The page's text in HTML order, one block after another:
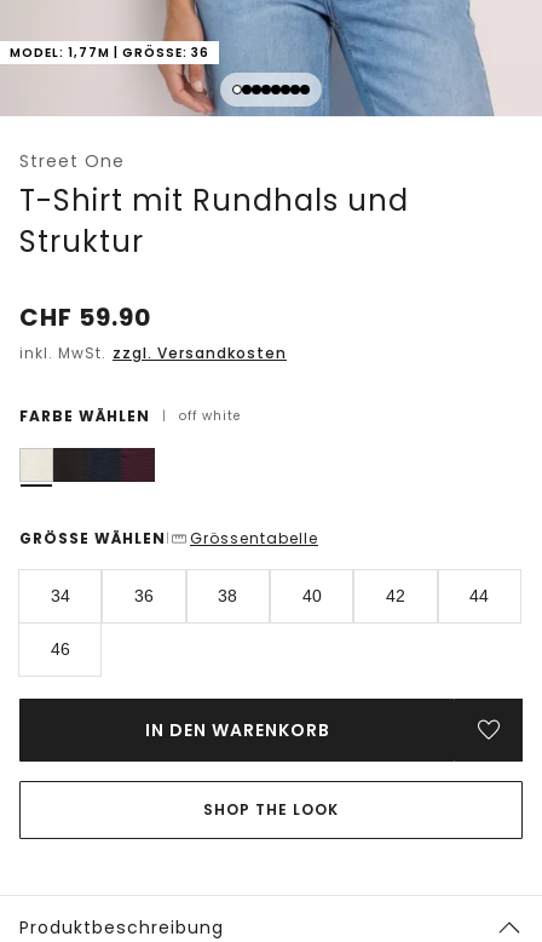
MODEL: 1,77M | GRÖSSE: 36
Street One
T-Shirt mit Rundhals und
Struktur
CHF 59.90
inkl. MwSt. zzgl. Versandkosten
FARBE WÄHLEN | off white
GRÖSSE WÄHLEN | Grössentabelle
34 36 38 40 42 44
46
IN DEN WARENKORB
SHOP THE LOOK
Produktbeschreibung